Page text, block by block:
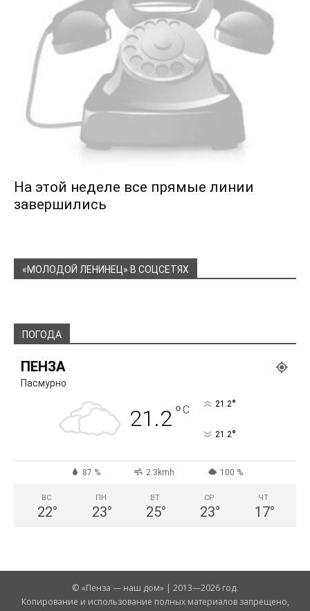
На этой неделе все прямые линии
завершились
«МОЛОДОЙ ЛЕНИНЕЦ» В СОЦСЕТЯХ
ПОГОДА
ПЕНЗА
Пасмурно
21.2°C 21.2°
21.2°
87 % 2.3kmh 100 %
ВС
22°
ПН
23°
ВТ
25°
СР
23°
ЧТ
17°
© «Пенза — наш дом» | 2013—2026 год.
Копирование и использование полных материалов запрещено,